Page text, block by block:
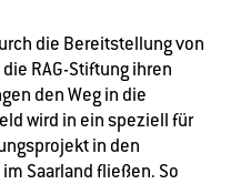
die Bereitstellung von
RAG-Stiftung ihren
den Weg in die
wird in ein speziell für
in den
Saarland fließen. So